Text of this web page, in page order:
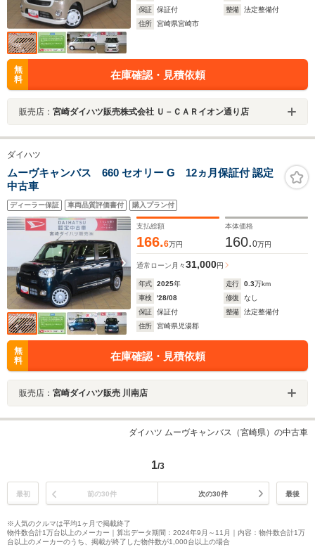
保証
保証付 整備
法定整備付
住所
宮崎県宮崎市
無
料
在庫確認・見積依頼
販売店： 宮崎ダイハツ販売株式会社 Ｕ－ＣＡＲイオン通り店
ダイハツ
ムーヴキャンバス 660 セオリー G 12ヵ月保証付 認定
中古車
ディーラー保証 車両品質評価書付 購入プラン付
支払総額
166.6万円
本体価格
160.0万円
通常ローン 月々31,000円
年式 2025年 走行 0.3万km
車検
'28/08 修復
なし
保証
保証付 整備
法定整備付
住所
宮崎県児湯郡
無
料
在庫確認・見積依頼
販売店： 宮崎ダイハツ販売 川南店
ダイハツ ムーヴキャンバス（宮崎県）の中古車
1/3
最初 前の30件 次の30件 最後
※人気のクルマは平均1ヶ月で掲載終了
物件数合計1万台以上のメーカー｜算出データ期間：2024年9月～11月｜内容：物件数合計1万
台以上のメーカーのうち、掲載が終了した物件数が1,000台以上の場合